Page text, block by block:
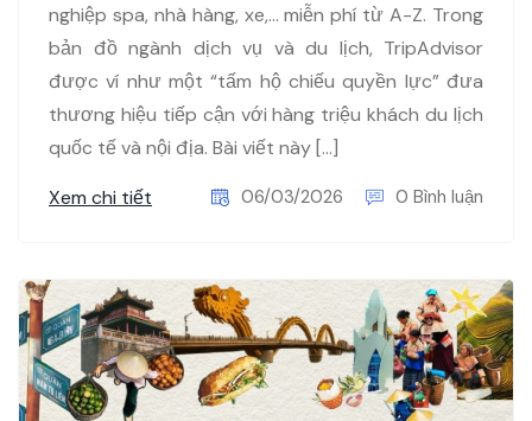
nghiệp spa, nhà hàng, xe,… miễn phí từ A-Z. Trong
bản đồ ngành dịch vụ và du lịch, TripAdvisor
được ví như một “tấm hộ chiếu quyền lực” đưa
thương hiệu tiếp cận với hàng triệu khách du lịch
quốc tế và nội địa. Bài viết này […]
Xem chi tiết
06/03/2026 0 Bình luận